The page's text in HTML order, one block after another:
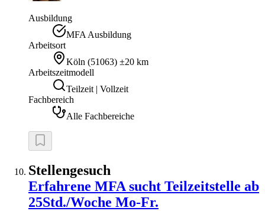
Ausbildung
MFA Ausbildung
Arbeitsort
Köln (51063) ±20 km
Arbeitszeitmodell
Teilzeit | Vollzeit
Fachbereich
Alle Fachbereiche
Stellengesuch
Erfahrene MFA sucht Teilzeitstelle ab
25Std./Woche Mo-Fr.